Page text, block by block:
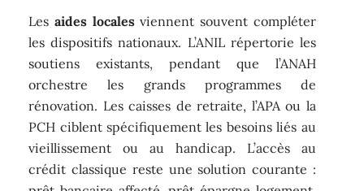
Lesaides localesviennent souvent compléter
les dispositifs nationaux. L’ANIL répertorie les
soutiens existants, pendant que l’ANAH
orchestre les grands programmes de
rénovation. Les caisses de retraite, l’APA ou la
PCH ciblent spécifiquement les besoins liés au
vieillissement ou au handicap. L’accès au
crédit classique reste une solution courante :